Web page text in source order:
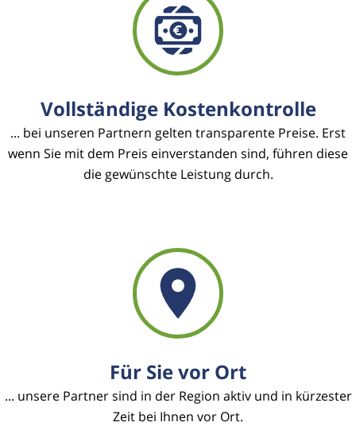
Vollständige Kostenkontrolle
... bei unseren Partnern gelten transparente Preise. Erst
wenn Sie mit dem Preis einverstanden sind, führen diese
die gewünschte Leistung durch.
Für Sie vor Ort
... unsere Partner sind in der Region aktiv und in kürzester
Zeit bei Ihnen vor Ort.